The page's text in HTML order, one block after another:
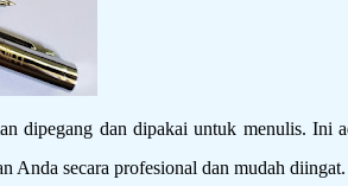
dan dipakai untuk menulis. Ini
Anda secara profesional dan mudah diingat.